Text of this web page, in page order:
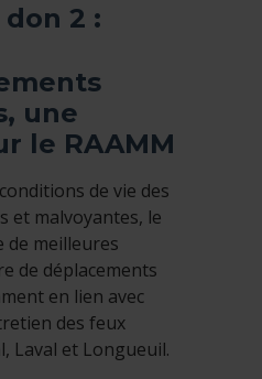
2 :
une
le RAAMM
de vie des
et malvoyantes, le
de meilleures
de déplacements
en lien avec
des feux
Laval et Longueuil.